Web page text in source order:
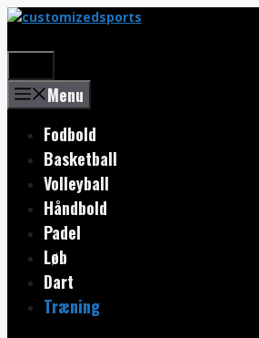
Skip
content
Menu
Fodbold
Basketball
Volleyball
Håndbold
Padel
Løb
Dart
Træning